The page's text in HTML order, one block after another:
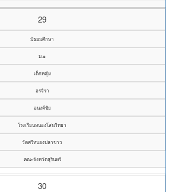
29
มัธยมศึกษา
ม.๑
เด็กหญิง
อรจิรา
อนงค์ชัย
โรงเรียนหนองโสนวิทยา
วัดศรีหนองปลาขาว
คณะจังหวัดสุรินทร์
30